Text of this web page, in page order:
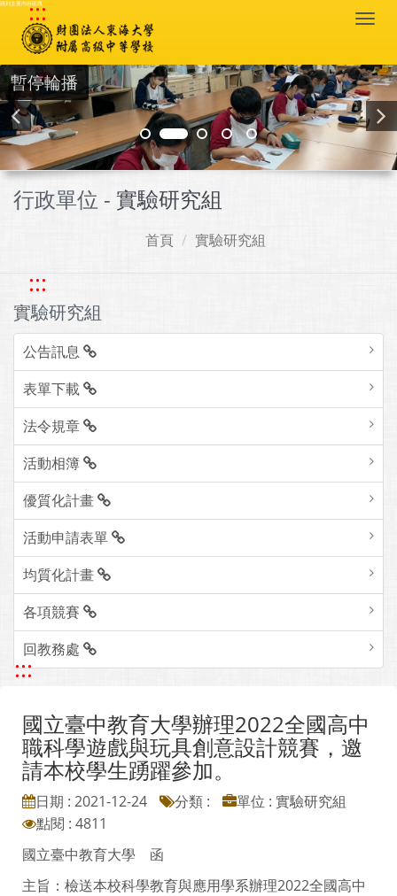
跳到主要內容區塊
:::
暫停輪播
行政單位 - 實驗研究組
首頁 實驗研究組
:::
實驗研究組
公告訊息
表單下載
法令規章
活動相簿
優質化計畫
活動申請表單
均質化計畫
各項競賽
回教務處
:::
國立臺中教育大學辦理2022全國高中
職科學遊戲與玩具創意設計競賽，邀
請本校學生踴躍參加。
日期 : 2021-12-24 分類 :
單位 : 實驗研究組
點閱 : 4811
國立臺中教育大學 函
主旨：檢送本校科學教育與應用學系辦理2022全國高中